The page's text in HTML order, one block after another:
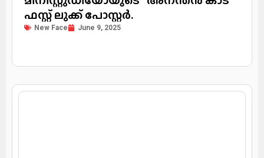
ഫസ്റ്റ് ലുക്ക് പോസ്റ്റർ.
New Face June 9, 2025